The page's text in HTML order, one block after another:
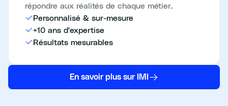
répondre aux réalités de chaque métier.
Personnalisé & sur-mesure
+10 ans d'expertise
Résultats mesurables
En savoir plus sur IMI